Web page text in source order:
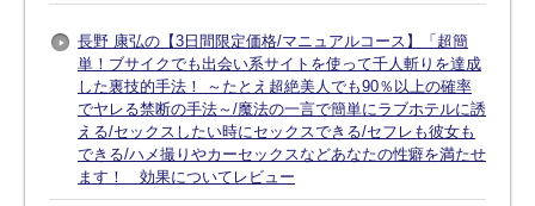
長野 康弘の【3日間限定価格/マニュアルコース】「超簡
単！ブサイクでも出会い系サイトを使って千人斬りを達成
した裏技的手法！ ～たとえ超絶美人でも90％以上の確率
でヤレる禁断の手法～/魔法の一言で簡単にラブホテルに誘
える/セックスしたい時にセックスできる/セフレも彼女も
できる/ハメ撮りやカーセックスなどあなたの性癖を満たせ
ます！ 効果についてレビュー